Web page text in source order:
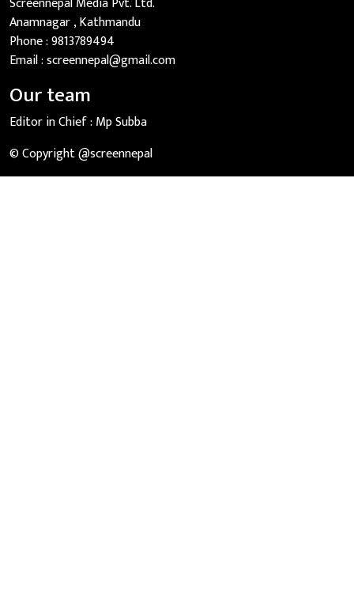
Anamnagar , Kathmandu
Phone :9813789494
Email :screennepal@gmail.com
Our team
Editor in Chief : Mp Subba
© Copyright @screennepal